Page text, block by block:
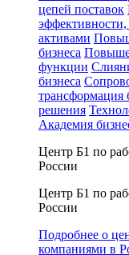
цепей поставок
активами
бизнеса
функции
бизнеса
трансформация
решения
Академия
Центр Б1 по
России
Центр Б1 по
России
Подробнее о
компаниями в